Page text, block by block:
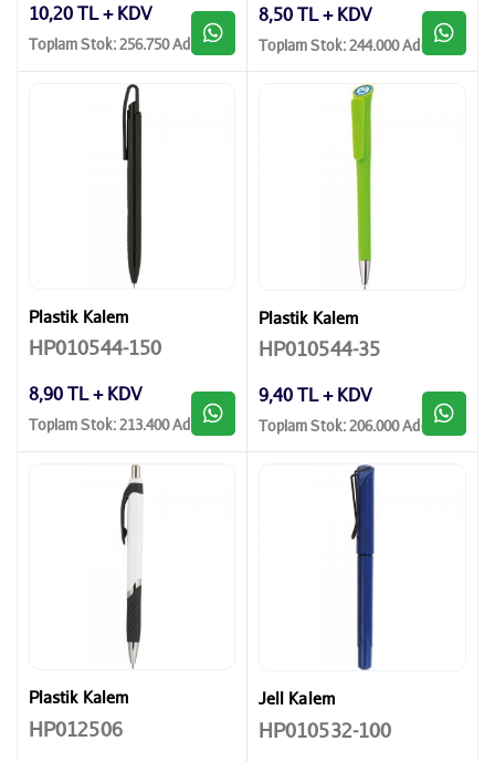
10,20 TL + KDV
Toplam Stok: 256.750 Adet
8,50 TL + KDV
Toplam Stok: 244.000 Adet
Plastik Kalem
HP010544-150
8,90 TL + KDV
Toplam Stok: 213.400 Adet
Plastik Kalem
HP010544-35
9,40 TL + KDV
Toplam Stok: 206.000 Adet
Plastik Kalem
HP012506
Jell Kalem
HP010532-100